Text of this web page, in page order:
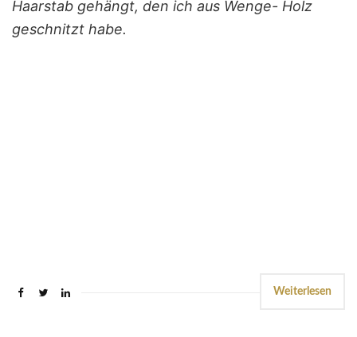
Haarstab gehängt, den ich aus Wenge- Holz
geschnitzt habe.
Weiterlesen